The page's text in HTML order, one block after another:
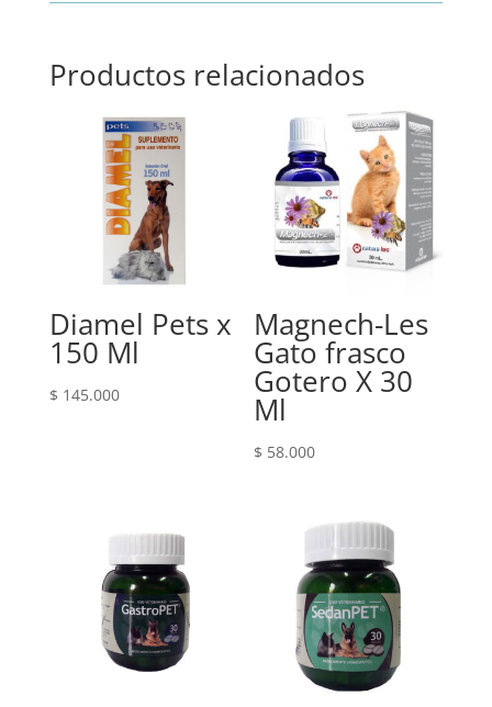
Productos relacionados
Diamel Pets x
150 Ml
$ 145.000
Magnech-Les
Gato frasco
Gotero X 30
Ml
$ 58.000